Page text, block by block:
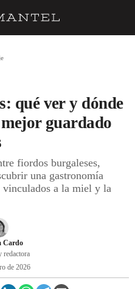
qué ver y dónde
mejor guardado
fiordos burgaleses,
una gastronomía
vinculados a la miel y la
Cardo
redactora
de 2026